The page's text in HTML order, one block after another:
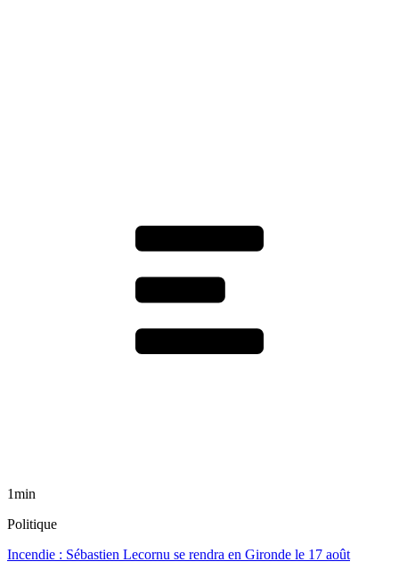
1min
Politique
Incendie : Sébastien Lecornu se rendra en Gironde le 17 août